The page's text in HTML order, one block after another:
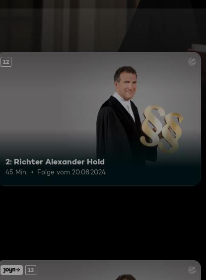
12
2: Richter Alexander Hold
45 Min. Folge vom 20.08.2024
12